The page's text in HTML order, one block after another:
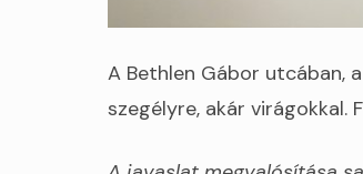
A Bethlen Gábor utcában,
szegélyre, akár